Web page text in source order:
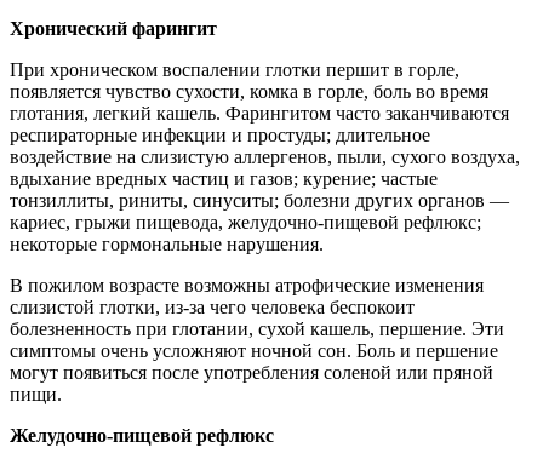
Хронический фарингит
При хроническом воспалении глотки першит в горле,
появляется чувство сухости, комка в горле, боль во время
глотания, легкий кашель. Фарингитом часто заканчиваются
респираторные инфекции и простуды; длительное
воздействие на слизистую аллергенов, пыли, сухого воздуха,
вдыхание вредных частиц и газов; курение; частые
тонзиллиты, риниты, синуситы; болезни других органов —
кариес, грыжи пищевода, желудочно-пищевой рефлюкс;
некоторые гормональные нарушения.
В пожилом возрасте возможны атрофические изменения
слизистой глотки, из-за чего человека беспокоит
болезненность при глотании, сухой кашель, першение. Эти
симптомы очень усложняют ночной сон. Боль и першение
могут появиться после употребления соленой или пряной
пищи.
Желудочно-пищевой рефлюкс